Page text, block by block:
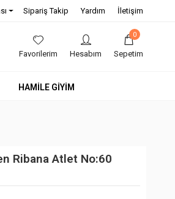
Sipariş Takip Yardım İletişim
Favorilerim Hesabım
0
Sepetim
HAMİLE GİYİM
Ribana Atlet No:60